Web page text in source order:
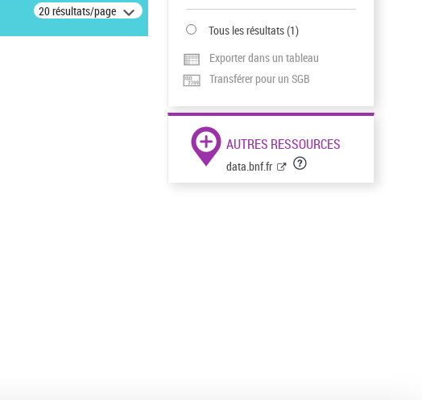
20 résultats/page
Tous les résultats(1)
Exporter dans un tableau
Transférer pour un SGB
AUTRES RESSOURCES
data.bnf.fr